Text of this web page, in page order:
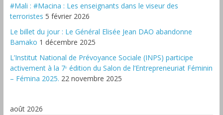
#Mali : #Macina : Les enseignants dans le viseur des
terroristes 5 février 2026
‎Le billet du jour : Le Général Elisée Jean DAO abandonne
Bamako 1 décembre 2025
L’Institut National de Prévoyance Sociale (INPS) participe
activement à la 7ᵉ édition du Salon de l’Entrepreneuriat Féminin
– Fémina 2025. 22 novembre 2025
août 2026